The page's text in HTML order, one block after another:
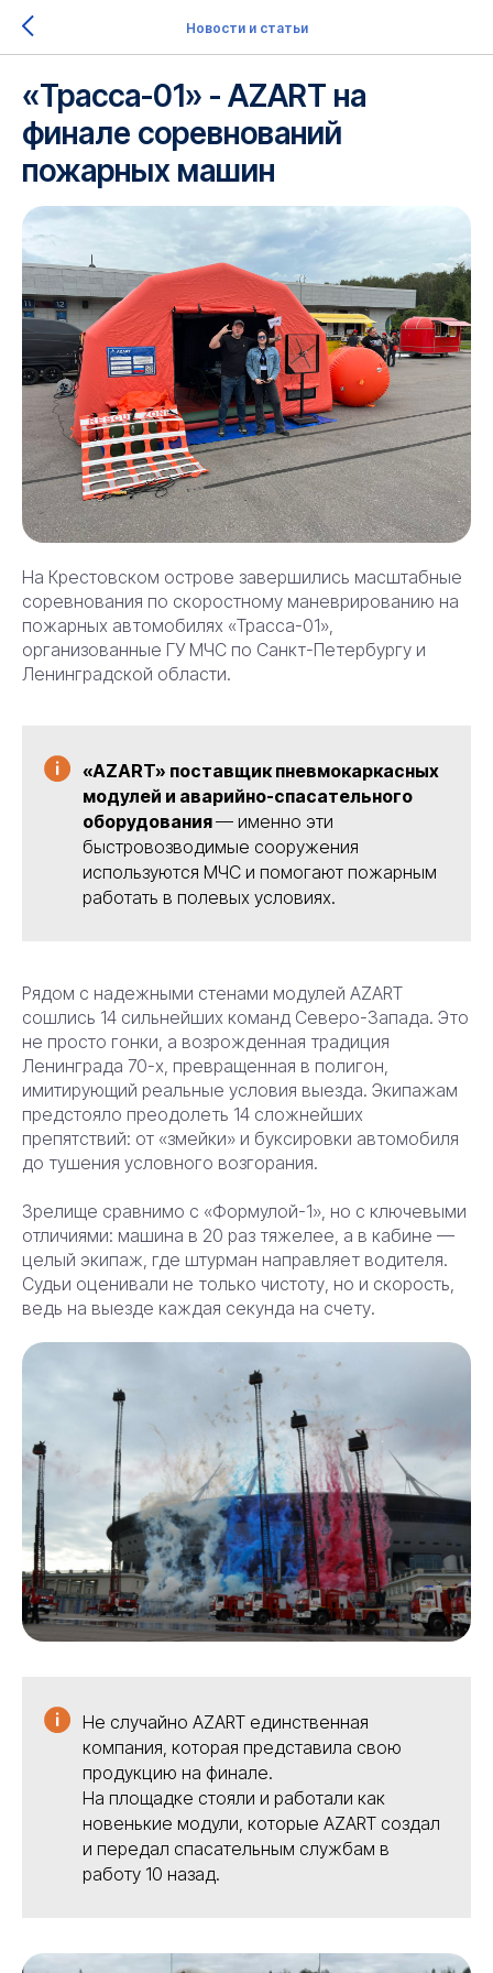
Новости и статьи
«Трасса-01» - AZART на
финале соревнований
пожарных машин
На Крестовском острове завершились масштабные
соревнования по скоростному маневрированию на
пожарных автомобилях «Трасса-01»,
организованные ГУ МЧС по Санкт-Петербургу и
Ленинградской области.
«AZART» поставщик пневмокаркасных
модулей и аварийно-спасательного
оборудования— именно эти
быстровозводимые сооружения
используются МЧС и помогают пожарным
работать в полевых условиях.
Рядом с надежными стенами модулей AZART
сошлись 14 сильнейших команд Северо-Запада. Это
не просто гонки, а возрожденная традиция
Ленинграда 70-х, превращенная в полигон,
имитирующий реальные условия выезда. Экипажам
предстояло преодолеть 14 сложнейших
препятствий: от «змейки» и буксировки автомобиля
до тушения условного возгорания.
Зрелище сравнимо с «Формулой-1», но с ключевыми
отличиями: машина в 20 раз тяжелее, а в кабине —
целый экипаж, где штурман направляет водителя.
Судьи оценивали не только чистоту, но и скорость,
ведь на выезде каждая секунда на счету.
Не случайно AZART единственная
компания, которая представила свою
продукцию на финале.
На площадке стояли и работали как
новенькие модули, которые AZART создал
и передал спасательным службам в
работу 10 назад.